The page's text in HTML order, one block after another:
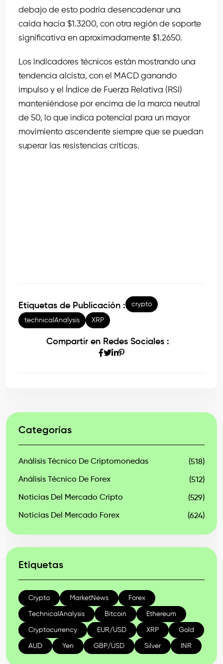
debajo de esto podría desencadenar una
caída hacia $1.3200, con otra región de soporte
significativa en aproximadamente $1.2650.
Los indicadores técnicos están mostrando una
tendencia alcista, con el MACD ganando
impulso y el Índice de Fuerza Relativa (RSI)
manteniéndose por encima de la marca neutral
de 50, lo que indica potencial para un mayor
movimiento ascendente siempre que se puedan
superar las resistencias críticas.
Etiquetas de Publicación : crypto
technicalAnalysis XRP
Compartir en Redes Sociales :
Categorías
Análisis Técnico De Criptomonedas (518)
Análisis Técnico De Forex (512)
Noticias Del Mercado Cripto (529)
Noticias Del Mercado Forex (624)
Etiquetas
Crypto MarketNews Forex
TechnicalAnalysis Bitcoin Ethereum
Cryptocurrency EUR/USD XRP Gold
AUD Yen GBP/USD Silver INR